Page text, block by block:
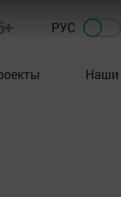
РУС
Наши